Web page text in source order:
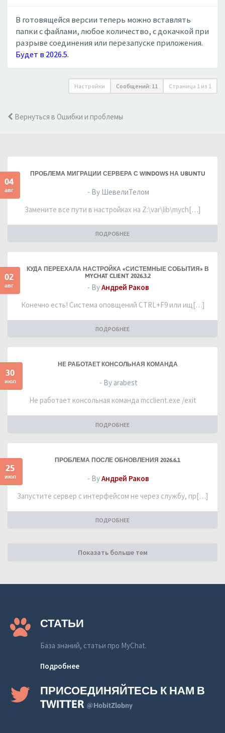
В готовящейся версии теперь можно вставлять
папки с файлами, любое количество, с докачкой при
разрыве соединения или перезапуске приложения.
Будет в 2026.5.
Настройки Сообщений: 11 Страница 1 из 1
Вернуться в Ошибки и проблемы
04
авг
ПРОБЛЕМА МИГРАЦИИ СЕРВЕРА С WINDOWS НА UBUNTU
- By ШевелиТелом
Замените все пути в настройках на Z:\var\lib\mych[…]
ПОДРОБНЕЕ
02
авг
КУДА ПЕРЕЕХАЛА НАСТРОЙКА «СИСТЕМНЫЕ СОБЫТИЯ» В
MYCHAT CLIENT 2026.3.2
- ByАндрей Раков
Конечно есть! Система оповщений CTRL+F9 или ищ[…]
ПОДРОБНЕЕ
30
июл
НЕ РАБОТАЕТ КОНСОЛЬНАЯ КОМАНДА
- By arabest
Не работает консольная команда mcclient.exe /exit
ПОДРОБНЕЕ
25
июл
ПРОБЛЕМА ПОСЛЕ ОБНОВЛЕНИЯ 2026.6.1
- ByАндрей Раков
Запустите сервер с интерфейсом не через службу, пр[…]
ПОДРОБНЕЕ
Показать больше тем
СТАТЬИ
База знаний, статьи про MyChat.
Подробнее
ПРИСОЕДИНЯЙТЕСЬ К НАМ В
TWITTER @HobitZlobny